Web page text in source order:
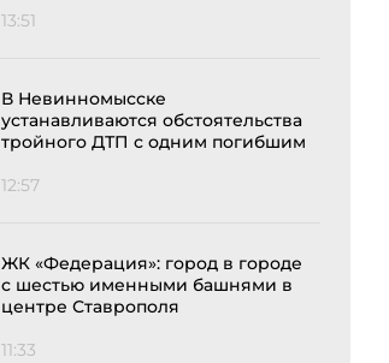
13:51
В Невинномысске
устанавливаются обстоятельства
тройного ДТП с одним погибшим
12:57
ЖК «Федерация»: город в городе
с шестью именными башнями в
центре Ставрополя
11:33